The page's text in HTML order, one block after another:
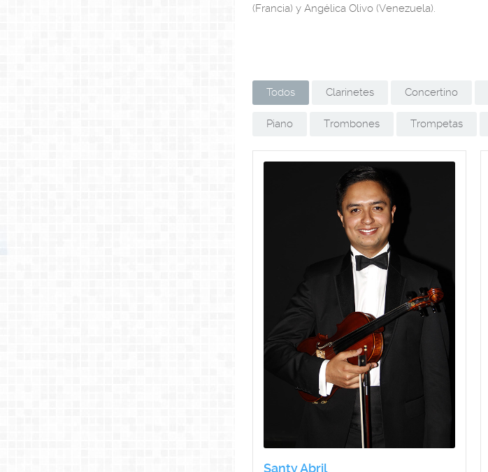
(Francia) y Angélica Olivo (Venezuela).
Todos Clarinetes Concertino
Piano Trombones Trompetas
Santy Abril